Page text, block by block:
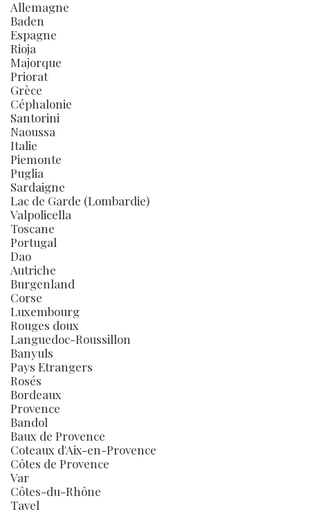
Allemagne
Baden
Espagne
Rioja
Majorque
Priorat
Grèce
Céphalonie
Santorini
Naoussa
Italie
Piemonte
Puglia
Sardaigne
Lac de Garde (Lombardie)
Valpolicella
Toscane
Portugal
Dao
Autriche
Burgenland
Corse
Luxembourg
Rouges doux
Languedoc-Roussillon
Banyuls
Pays Etrangers
Rosés
Bordeaux
Provence
Bandol
Baux de Provence
Coteaux d'Aix-en-Provence
Côtes de Provence
Var
Côtes-du-Rhône
Tavel